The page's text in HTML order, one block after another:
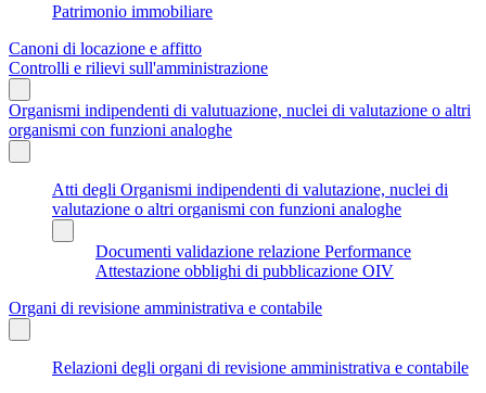
Patrimonio immobiliare
Canoni di locazione e affitto
Controlli e rilievi sull'amministrazione
Organismi indipendenti di valutuazione, nuclei di valutazione o altri
organismi con funzioni analoghe
Atti degli Organismi indipendenti di valutazione, nuclei di
valutazione o altri organismi con funzioni analoghe
Documenti validazione relazione Performance
Attestazione obblighi di pubblicazione OIV
Organi di revisione amministrativa e contabile
Relazioni degli organi di revisione amministrativa e contabile